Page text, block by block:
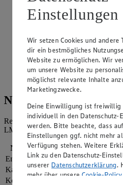
Buns halbieren und nach
Backofen oder in einer Pfanne
Die Unterseite der Burger
bestreichen. Fleisch-Patty
Tomatenscheiben auflegen
aufsetzen. Nach Belieben mit
Servieren.
Nährwerte
Referenzmenge für einen
LMIV (8.400 kJ/2.000 kcal).
Nährwerte
pro Portion
Energie
4.117 kj (49 %)
Kalorien
984 kcal (49 %)
Kohlenhydrate
Einstellungen
Wir setzen Cookies und andere
dir ein bestmögliches
Website zu ermöglichen. Wir
um unsere Website zu
möglichst relevante Inhalte
Marketingzwecke.
Deine Einwilligung ist freiwillig
individuell in den Datenschutz-
werden. Bitte beachte, dass
Einstellungen ggf. nicht mehr
Verfügung stehen. Weitere
Link zu den Datenschutz-
unserer Datenschutzerklärung.
mehr über unsereCookie-Policy.